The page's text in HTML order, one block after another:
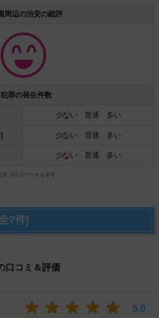
周辺の治安の総評
罪の発生件数
少ない 普通 多い
少ない 普通 多い
少ない 普通 多い
~4月のデータを参考
7件)
口コミ＆評価
5.0